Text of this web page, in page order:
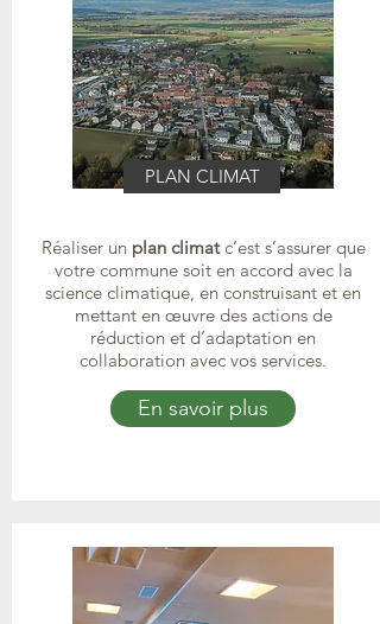
PLAN CLIMAT
Réaliser un plan climatc’est s’assurer que
votre commune soit en accord avec la
science climatique, en construisant et en
mettant en œuvre des actions de
réduction et d’adaptation en
collaboration avec vos services.
En savoir plus